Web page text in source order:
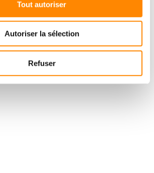
Tout autoriser
Autoriser la sélection
Refuser